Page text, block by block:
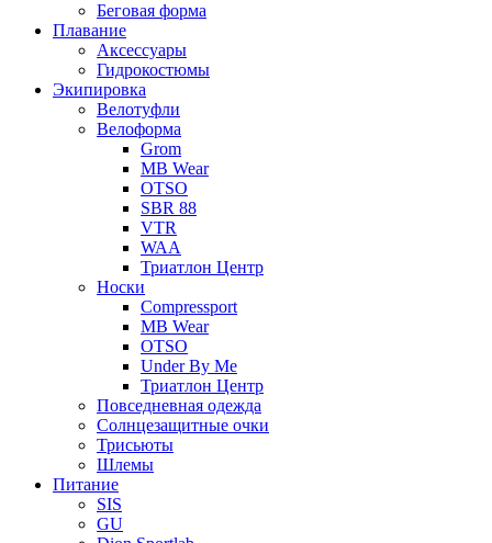
Беговая форма
Плавание
Аксессуары
Гидрокостюмы
Экипировка
Велотуфли
Велоформа
Grom
MB Wear
OTSO
SBR 88
VTR
WAA
Триатлон Центр
Носки
Compressport
MB Wear
OTSO
Under By Me
Триатлон Центр
Повседневная одежда
Солнцезащитные очки
Трисьюты
Шлемы
Питание
SIS
GU